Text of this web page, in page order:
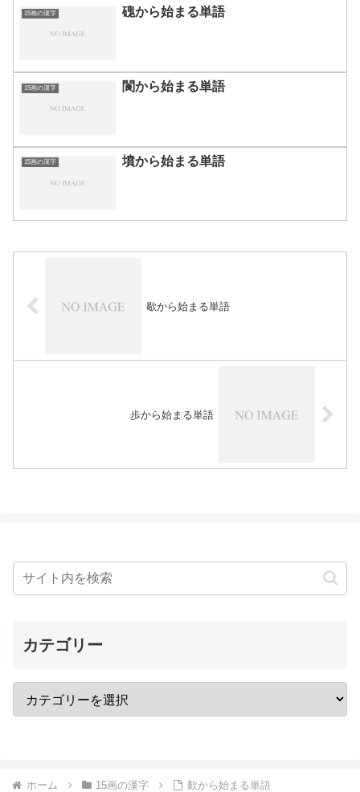
15画の漢字 磈から始まる単語
15画の漢字 閬から始まる単語
15画の漢字 墳から始まる単語
歇から始まる単語
歩から始まる単語
カテゴリー
ホーム 15画の漢字 歎から始まる単語